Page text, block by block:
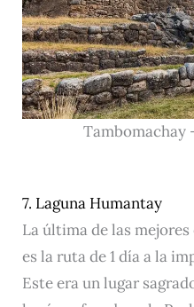
Tambomachay
7. Laguna Humantay
La última de las
es la ruta de 1 día a la
Este era un lugar